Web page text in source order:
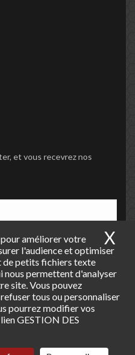
améliorer votre
l'audience et optimiser
de petits fichiers texte
nous permettent d'analyser
site. Vous pouvez
tous ou personnaliser
pourrez modifier vos
GESTION DES
X
et vous recevrez nos
BIC Vierzon